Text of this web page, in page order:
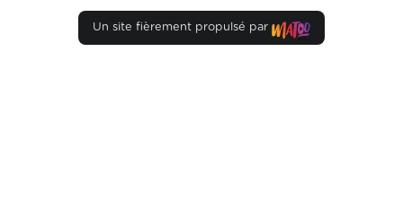
Un site fièrement propulsé par